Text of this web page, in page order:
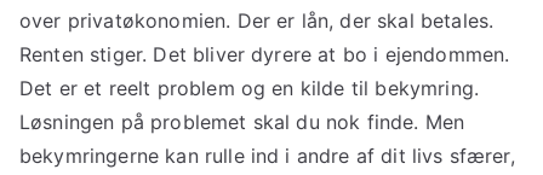
over privatøkonomien. Der er lån, der skal betales.
Renten stiger. Det bliver dyrere at bo i ejendommen.
Det er et reelt problem og en kilde til bekymring.
Løsningen på problemet skal du nok finde. Men
bekymringerne kan rulle ind i andre af dit livs sfærer,